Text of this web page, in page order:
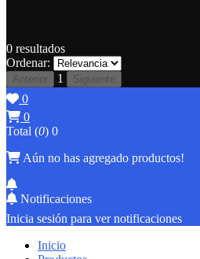
0 resultados
Ordenar:
Anterior 1 Siguiente
0
0
Total (0) 0
Aún no has agregado productos!
Notificaciones
Inicia sesión para ver notificaciones
Inicio